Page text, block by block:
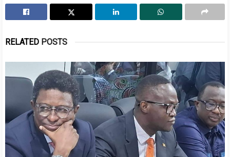
RELATED POSTS